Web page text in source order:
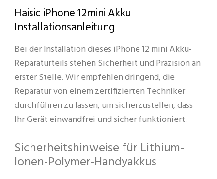
Haisic iPhone 12mini Akku
Installationsanleitung
Bei der Installation dieses iPhone 12 mini Akku-
Reparaturteils stehen Sicherheit und Präzision an
erster Stelle. Wir empfehlen dringend, die
Reparatur von einem zertifizierten Techniker
durchführen zu lassen, um sicherzustellen, dass
Ihr Gerät einwandfrei und sicher funktioniert.
Sicherheitshinweise für Lithium-
Ionen-Polymer-Handyakkus